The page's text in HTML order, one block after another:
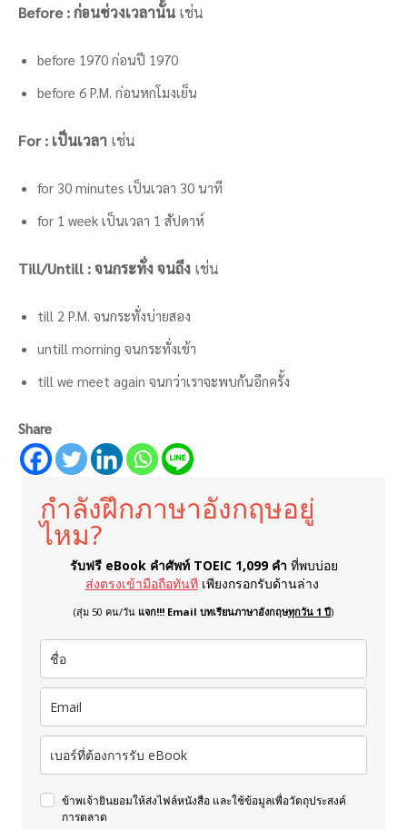
Before : ก่อนช่วงเวลานั้น เช่น
before 1970 ก่อนปี 1970
before 6 P.M. ก่อนหกโมงเย็น
For : เป็นเวลา เช่น
for 30 minutes เป็นเวลา 30 นาที
for 1 week เป็นเวลา 1 สัปดาห์
Till/Untill : จนกระทั่ง จนถึง เช่น
till 2 P.M. จนกระทั่งบ่ายสอง
untill morning จนกระทั่งเช้า
till we meet again จนกว่าเราจะพบกันอีกครั้ง
Share
กำลังฝึกภาษาอังกฤษอยู่
ไหม?
รับฟรี eBook คำศัพท์ TOEIC 1,099 คำ ที่พบบ่อย
ส่งตรงเข้ามือถือทันที เพียงกรอกรับด้านล่าง
(สุ่ม 50 คน/วัน แจก!!! Email บทเรียนภาษาอังกฤษทุกวัน 1 ปี)
ข้าพเจ้ายินยอมให้ส่งไฟล์หนังสือ และใช้ข้อมูลเพื่อวัตถุประสงค์
การตลาด